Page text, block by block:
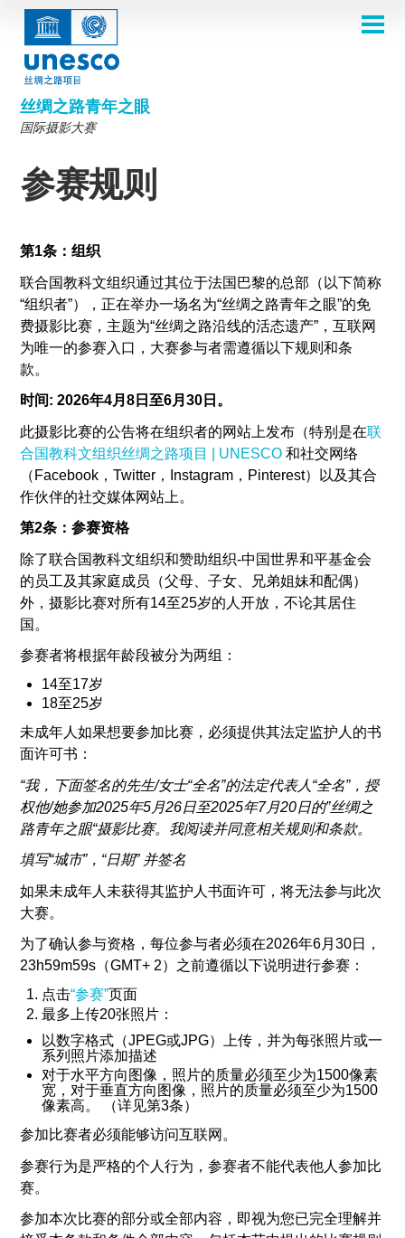
丝绸之路青年之眼
国际摄影大赛
Main
navigation
2024年评选委员会
2023年评选委员会
2019-2020年评选委员会
2018年评选委员会
Theme 8th Edition
Theme 7th Edition
第四届比赛主题
第三届比赛主题
第二届比赛主题
2023获奖者
2022获奖作品
2021获奖作品
2018获奖作品
English Français
العربية
русский
中文 فارسی
Español
Supported by
account
登录
参赛规则
第1条：组织
联合国教科文组织通过其位于法国巴黎的总部（以下简称
“组织者”），正在举办一场名为“丝绸之路青年之眼”的免
费摄影比赛，主题为“丝绸之路沿线的活态遗产”，互联网
为唯一的参赛入口，大赛参与者需遵循以下规则和条
款。
时间:2026年4月8日至6月30日。
此摄影比赛的公告将在组织者的网站上发布（特别是在联
合国教科文组织丝绸之路项目 | UNESCO 和社交网络
（Facebook，Twitter，Instagram，Pinterest）以及其合
作伙伴的社交媒体网站上。
第2条：参赛资格
除了联合国教科文组织和赞助组织-中国世界和平基金会
的员工及其家庭成员（父母、子女、兄弟姐妹和配偶）
外，摄影比赛对所有14至25岁的人开放，不论其居住
国。
参赛者将根据年龄段被分为两组：
14至17岁
18至25岁
未成年人如果想要参加比赛，必须提供其法定监护人的书
面许可书：
“我，下面签名的先生/女士“全名”的法定代表人“全名”，授
权他/她参加2025年5月26日至2025年7月20日的”丝绸之
路青年之眼“摄影比赛。我阅读并同意相关规则和条款。
填写“城市”，“日期” 并签名
如果未成年人未获得其监护人书面许可，将无法参与此次
大赛。
为了确认参与资格，每位参与者必须在2026年6月30日，
23h59m59s（GMT+ 2）之前遵循以下说明进行参赛：
点击“参赛”页面
最多上传20张照片：
以数字格式（JPEG或JPG）上传，并为每张照片或一
系列照片添加描述
对于水平方向图像，照片的质量必须至少为1500像素
宽，对于垂直方向图像，照片的质量必须至少为1500
像素高。 （详见第3条）
参加比赛者必须能够访问互联网。
参赛行为是严格的个人行为，参赛者不能代表他人参加比
赛。
参加本次比赛的部分或全部内容，即视为您已完全理解并